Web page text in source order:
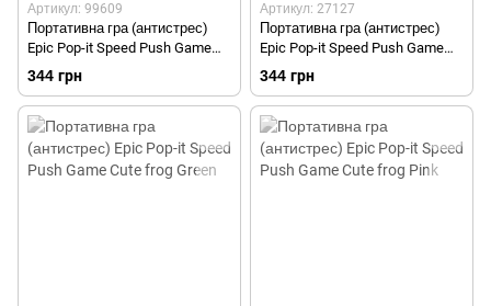
Артикул: 99609
Портативна гра (антистрес)
Epic Pop-it Speed Push Game
Stellalou
344 грн
Артикул: 27127
Портативна гра (антистрес)
Epic Pop-it Speed Push Game
Strawberry bear
344 грн